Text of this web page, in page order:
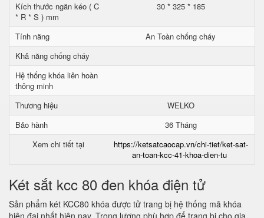
Kích thước ngăn kéo ( C
* R * S ) mm
30 * 325 * 185
Tính năng
An Toàn chống cháy
Khả năng chống cháy
Hệ thống khóa liên hoàn
thông minh
Thương hiệu
WELKO
Bảo hành
36 Tháng
Xem chi tiết tại
https://ketsatcaocap.vn/chi-tiet/ket-sat-
an-toan-kcc-41-khoa-dien-tu
Két sắt kcc 80 đen khóa điện tử
Sản phẩm két KCC80 khóa được tử trang bị hệ thống mã khóa
hiện đại nhất hiện nay. Trọng lượng phù hợp để trang bị cho gia